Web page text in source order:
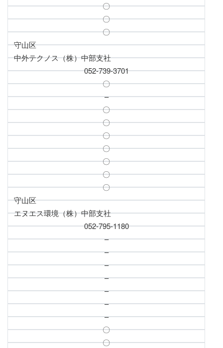
〇
〇
〇
守山区
中外テクノス（株）中部支社
052-739-3701
〇
–
〇
〇
〇
〇
〇
〇
〇
守山区
エヌエス環境（株）中部支社
052-795-1180
–
–
–
–
–
–
–
〇
〇